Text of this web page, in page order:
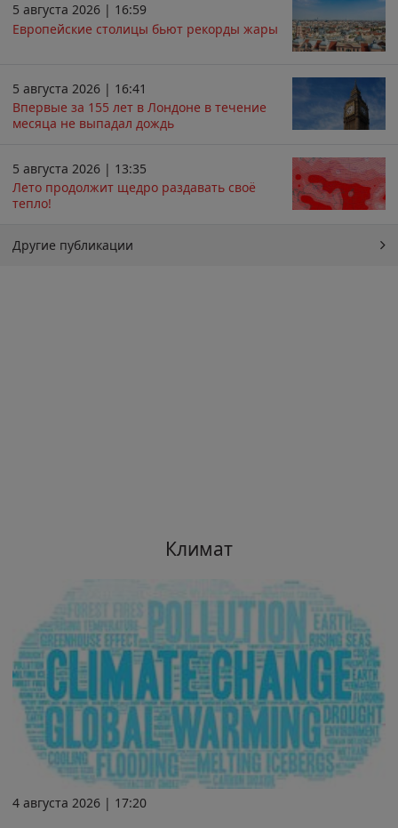
5 августа 2026 | 16:59
Европейские столицы бьют рекорды жары
5 августа 2026 | 16:41
Впервые за 155 лет в Лондоне в течение
месяца не выпадал дождь
5 августа 2026 | 13:35
Лето продолжит щедро раздавать своё
тепло!
Другие публикации
Климат
4 августа 2026 | 17:20